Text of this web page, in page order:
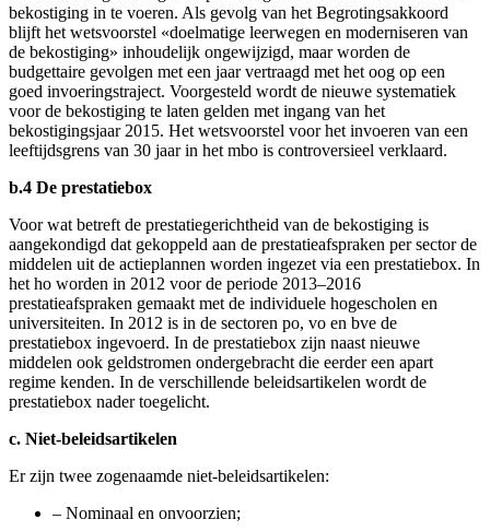
bekostiging in te voeren. Als gevolg van het Begrotingsakkoord
blijft het wetsvoorstel «doelmatige leerwegen en moderniseren van
de bekostiging» inhoudelijk ongewijzigd, maar worden de
budgettaire gevolgen met een jaar vertraagd met het oog op een
goed invoeringstraject. Voorgesteld wordt de nieuwe systematiek
voor de bekostiging te laten gelden met ingang van het
bekostigingsjaar 2015. Het wetsvoorstel voor het invoeren van een
leeftijdsgrens van 30 jaar in het mbo is controversieel verklaard.
b.4 De prestatiebox
Voor wat betreft de prestatiegerichtheid van de bekostiging is
aangekondigd dat gekoppeld aan de prestatieafspraken per sector de
middelen uit de actieplannen worden ingezet via een prestatiebox. In
het ho worden in 2012 voor de periode 2013–2016
prestatieafspraken gemaakt met de individuele hogescholen en
universiteiten. In 2012 is in de sectoren po, vo en bve de
prestatiebox ingevoerd. In de prestatiebox zijn naast nieuwe
middelen ook geldstromen ondergebracht die eerder een apart
regime kenden. In de verschillende beleidsartikelen wordt de
prestatiebox nader toegelicht.
c. Niet-beleidsartikelen
Er zijn twee zogenaamde niet-beleidsartikelen:
– Nominaal en onvoorzien;